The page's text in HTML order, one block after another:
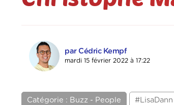
par Cédric Kempf
mardi 15 février 2022 à 17:22
Catégorie : Buzz - People #LisaDann